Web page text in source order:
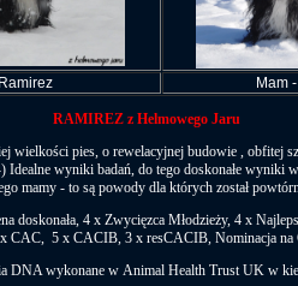
Mam
RAMIREZ z Helmowego Jaru
wielkości pies, o rewelacyjnej budowie , obfitej
Idealne wyniki badań, do tego doskonałe wyniki
mamy - to są powody dla których został
doskonała, 4 x Zwycięzca Młodzieży, 4 x
CAC, 5 x CACIB, 3 x resCACIB, Nominacja na
DNA wykonane w Animal Health Trust UK w